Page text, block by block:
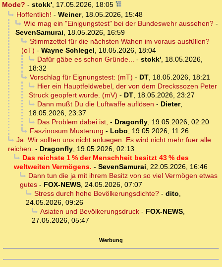
Mode? - stokk', 17.05.2026, 18:05
Hoffentlich! - Weiner, 18.05.2026, 15:48
Wie mag ein "Einigungstest" bei der Bundeswehr aussehen?-
SevenSamurai, 18.05.2026, 16:59
Stimmzettel für die nächsten Wahen im voraus ausfüllen?
(oT) - Wayne Schlegel, 18.05.2026, 18:04
Dafür gäbe es schon Gründe... - stokk', 18.05.2026,
18:32
Vorschlag für Eignungstest: (mT) - DT, 18.05.2026, 18:21
Hier ein Hauptfeldwebel, der von dem Dreckssozen Peter
Struck geopfert wurde. (mV) - DT, 18.05.2026, 23:27
Dann mußt Du die Luftwaffe auflösen - Dieter,
18.05.2026, 23:37
Das Problem dabei ist, - Dragonfly, 19.05.2026, 02:20
Faszinosum Musterung - Lobo, 19.05.2026, 11:26
Ja. Wir sollten uns nicht anluegen: Es wird nicht mehr fuer alle
reichen. - Dragonfly, 19.05.2026, 02:13
Das reichste 1 % der Menschheit besitzt 43 % des
weltweiten Vermögens. - SevenSamurai, 22.05.2026, 16:46
Dann tun die ja mit ihrem Besitz von so viel Vermögen etwas
gutes - FOX-NEWS, 24.05.2026, 07:07
Stress durch hohe Bevölkerungsdichte?- dito,
24.05.2026, 09:26
Asiaten und Bevölkerungsdruck- FOX-NEWS,
27.05.2026, 05:47
Werbung